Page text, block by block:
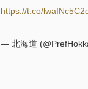
https://t.co/
— 北海道